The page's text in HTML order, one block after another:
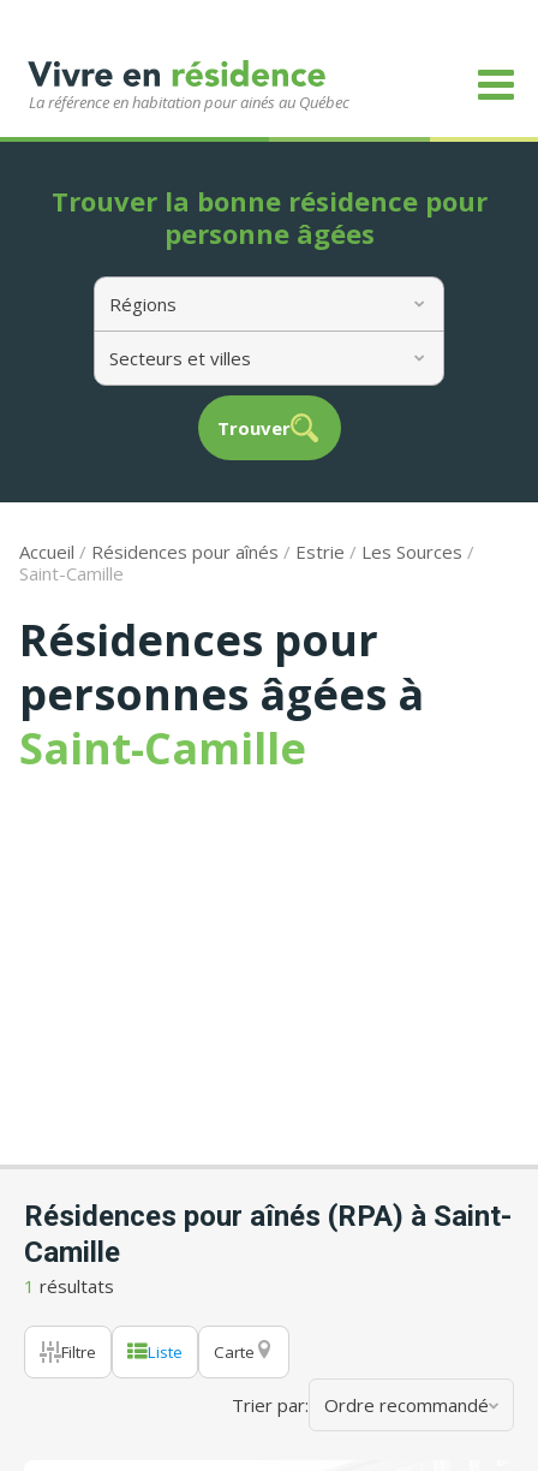
La référence en habitation pour ainés au Québec
Régions
Secteurs et villes
Trouver
Trouver la bonne résidence pour
personne âgées
Accueil / Résidences pour aînés / Estrie / Les Sources /
Saint-Camille
Résidences pour
personnes âgées à
Saint-Camille
Résidences pour aînés (RPA) à Saint-
Camille
1 résultats
Filtre Liste Carte
Trier par: Ordre recommandé